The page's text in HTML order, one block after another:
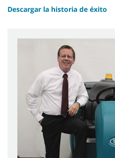
Descargar la historia de éxito